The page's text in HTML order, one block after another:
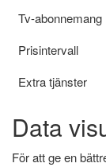
Tv-abonnemang
Prisintervall
Extra tjänster
Data
För att ge en